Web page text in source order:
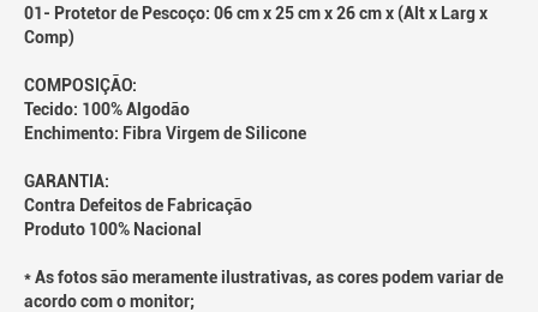
01- Protetor de Pescoço: 06 cm x 25 cm x 26 cm x (Alt x Larg x
Comp)
COMPOSIÇÃO:
Tecido: 100% Algodão
Enchimento: Fibra Virgem de Silicone
GARANTIA:
Contra Defeitos de Fabricação
Produto 100% Nacional
* As fotos são meramente ilustrativas, as cores podem variar de
acordo com o monitor;